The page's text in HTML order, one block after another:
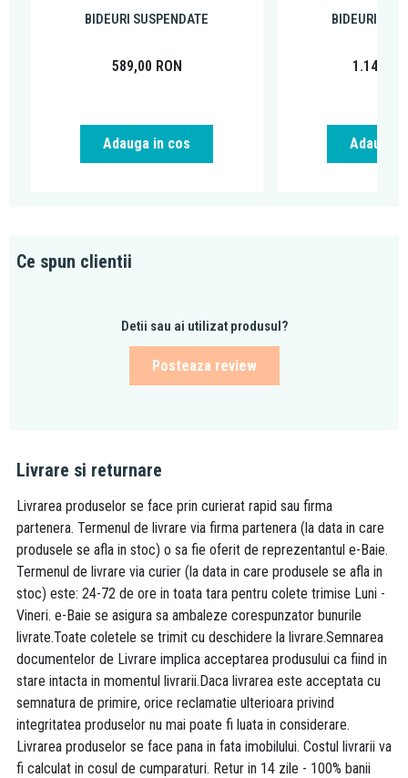
BIDEURI SUSPENDATE
589,00 RON
Adauga in cos
BIDEURI
1.149,00
Adauga
Ce spun clientii
Detii sau ai utilizat produsul?
Posteaza review
Livrare si returnare
Livrarea produselor se face prin curierat rapid sau firma
partenera. Termenul de livrare via firma partenera (la data in care
produsele se afla in stoc) o sa fie oferit de reprezentantul e-Baie.
Termenul de livrare via curier (la data in care produsele se afla in
stoc) este: 24-72 de ore in toata tara pentru colete trimise Luni -
Vineri. e-Baie se asigura sa ambaleze corespunzator bunurile
livrate.Toate coletele se trimit cu deschidere la livrare.Semnarea
documentelor de Livrare implica acceptarea produsului ca fiind in
stare intacta in momentul livrarii.Daca livrarea este acceptata cu
semnatura de primire, orice reclamatie ulterioara privind
integritatea produselor nu mai poate fi luata in considerare.
Livrarea produselor se face pana in fata imobilului. Costul livrarii va
fi calculat in cosul de cumparaturi. Retur in 14 zile - 100% banii